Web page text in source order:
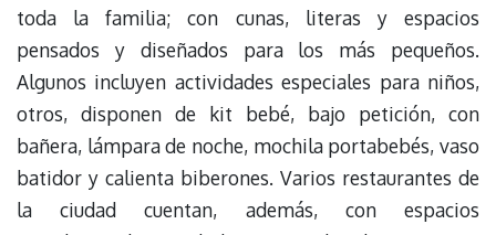
toda la familia; con cunas, literas y espacios
pensados y diseñados para los más pequeños.
Algunos incluyen actividades especiales para niños,
otros, disponen de kit bebé, bajo petición, con
bañera, lámpara de noche, mochila portabebés, vaso
batidor y calienta biberones. Varios restaurantes de
la ciudad cuentan, además, con espacios